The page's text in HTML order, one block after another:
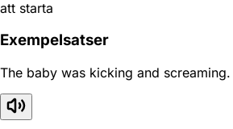
att starta
Exempelsatser
The baby was kicking and screaming.